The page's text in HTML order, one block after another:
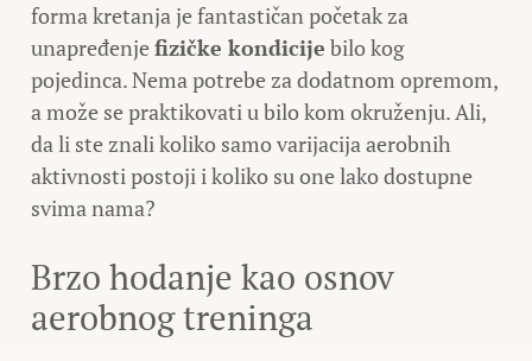
forma kretanja je fantastičan početak za
unapređenjefizičke kondicije bilo kog
pojedinca. Nema potrebe za dodatnom opremom,
a može se praktikovati u bilo kom okruženju. Ali,
da li ste znali koliko samo varijacija aerobnih
aktivnosti postoji i koliko su one lako dostupne
svima nama?
Brzo hodanje kao osnov
aerobnog treninga